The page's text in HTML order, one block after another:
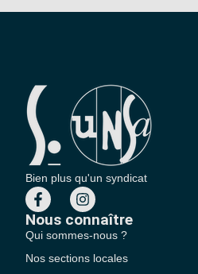
Bien plus qu'un syndicat
Nous connaître
Qui sommes-nous ?
Nos sections locales